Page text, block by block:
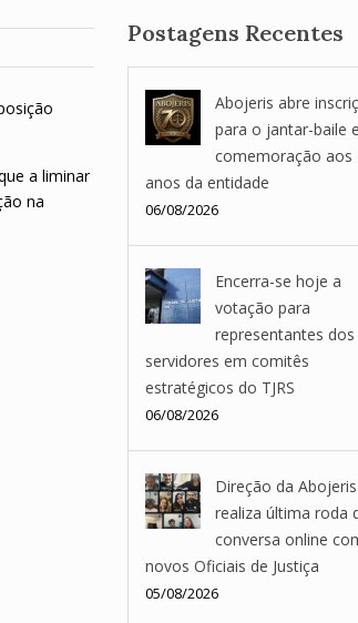
a liminar
na
Postagens Recentes
Abojeris abre
para o jantar-baile
comemoração aos
anos da entidade
06/08/2026
Encerra-se hoje a
votação para
representantes dos
servidores em comitês
estratégicos do TJRS
06/08/2026
Direção da Abojeris
realiza última roda
conversa online
novos Oficiais de Justiça
05/08/2026